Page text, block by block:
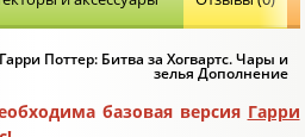
Поттер: Битва за Хогвартс. Чары и
зелья Дополнение
базовая версия Гарри